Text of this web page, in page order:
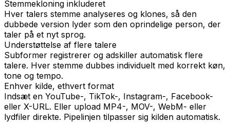
Stemmekloning inkluderet
Hver talers stemme analyseres og klones, så den
dubbede version lyder som den oprindelige person, der
taler på et nyt sprog.
Understøttelse af flere talere
Subformer registrerer og adskiller automatisk flere
talere. Hver stemme dubbes individuelt med korrekt køn,
tone og tempo.
Enhver kilde, ethvert format
Indsæt en YouTube-, TikTok-, Instagram-, Facebook-
eller X-URL. Eller upload MP4-, MOV-, WebM- eller
lydfiler direkte. Pipelinjen tilpasser sig kilden automatisk.